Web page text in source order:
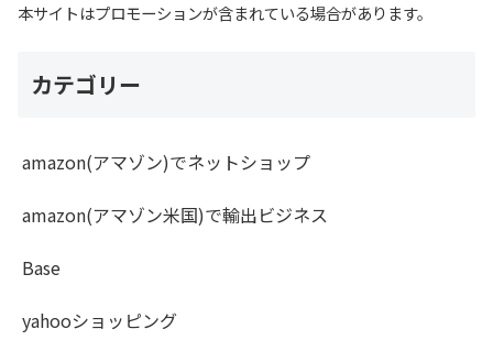
本サイトはプロモーションが含まれている場合があります。
カテゴリー
amazon(アマゾン)でネットショップ
amazon(アマゾン米国)で輸出ビジネス
Base
yahooショッピング